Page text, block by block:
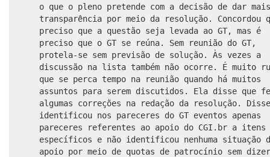
o que o pleno pretende com a decisão de dar mais
transparência por meio da resolução. Concordou
preciso que a questão seja levada ao GT, mas é
preciso que o GT se reúna. Sem reunião do GT,
protela-se sem previsão de solução. Às vezes a
discussão na lista também não ocorre. É muito
que se perca tempo na reunião quando há muitos
assuntos para serem discutidos. Ela disse que
algumas correções na redação da resolução.
identificou nos pareceres do GT eventos apenas
pareceres referentes ao apoio do CGI.br a itens
específicos e não identificou nenhuma situação
apoio por meio de quotas de patrocínio sem dizer